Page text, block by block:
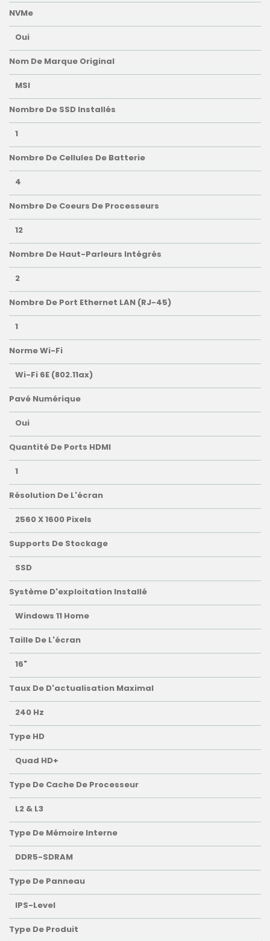
NVMe
Oui
Nom De Marque Original
MSI
Nombre De SSD Installés
1
Nombre De Cellules De Batterie
4
Nombre De Coeurs De Processeurs
12
Nombre De Haut-Parleurs Intégrés
2
Nombre De Port Ethernet LAN (RJ-45)
1
Norme Wi-Fi
Wi-Fi 6E (802.11ax)
Pavé Numérique
Oui
Quantité De Ports HDMI
1
Résolution De L'écran
2560 X 1600 Pixels
Supports De Stockage
SSD
Système D'exploitation Installé
Windows 11 Home
Taille De L'écran
16"
Taux De D'actualisation Maximal
240 Hz
Type HD
Quad HD+
Type De Cache De Processeur
L2 & L3
Type De Mémoire Interne
DDR5-SDRAM
Type De Panneau
IPS-Level
Type De Produit